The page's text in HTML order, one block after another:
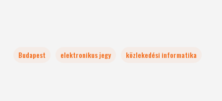
Budapest elektronikus jegy közlekedési informatika